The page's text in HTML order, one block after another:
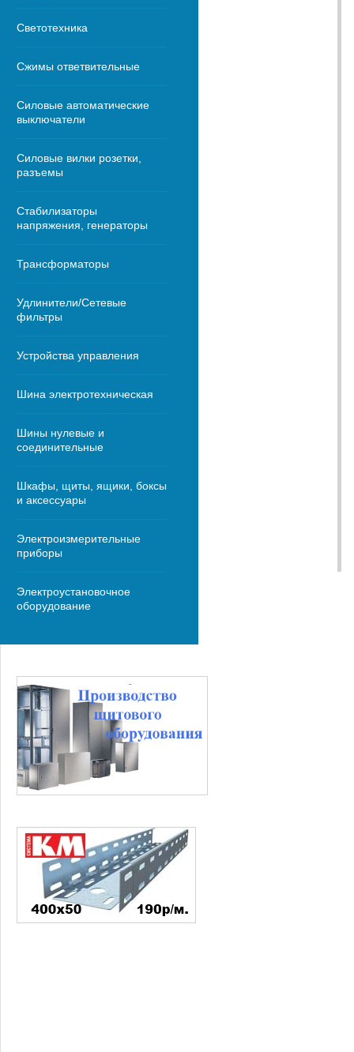
Светотехника
Сжимы ответвительные
Силовые автоматические
выключатели
Силовые вилки розетки,
разъемы
Стабилизаторы
напряжения, генераторы
Трансформаторы
Удлинители/Сетевые
фильтры
Устройства управления
Шина электротехническая
Шины нулевые и
соединительные
Шкафы, щиты, ящики, боксы
и аксессуары
Электроизмерительные
приборы
Электроустановочное
оборудование